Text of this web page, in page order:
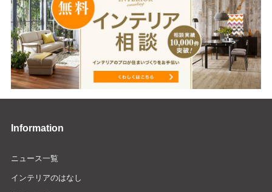
Information
ニュース一覧
インテリアのはなし